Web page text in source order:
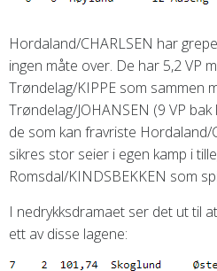
Hordaland/CHARLSEN har
ingen måte over. De har 5,2 VP
Trøndelag/KIPPE som sammen
Trøndelag/JOHANSEN (9 VP
de som kan fravriste Hordaland/
sikres stor seier i egen kamp i
Romsdal/KINDSBEKKEN som
I nedrykksdramaet ser det ut til
ett av disse lagene: